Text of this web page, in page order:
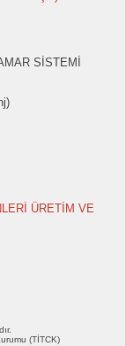
SİSTEMİ
ÜRETİM VE
(TİTCK)